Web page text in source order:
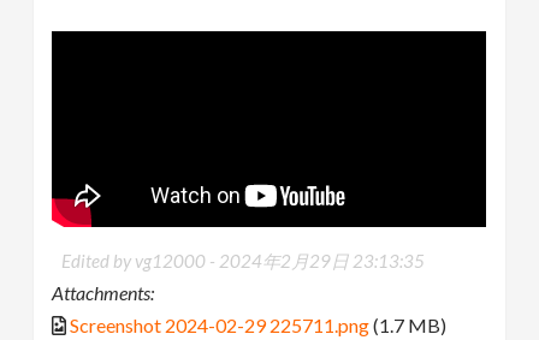
Edited by vg12000 - 2024年2月29日 23:13:35
Attachments:
Screenshot 2024-02-29 225711.png(1.7 MB)